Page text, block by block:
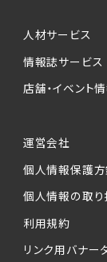
人材サービス
情報誌サービス
店舗・イベント
運営会社
個人情報保護方
個人情報の取り
利用規約
リンク用バナー